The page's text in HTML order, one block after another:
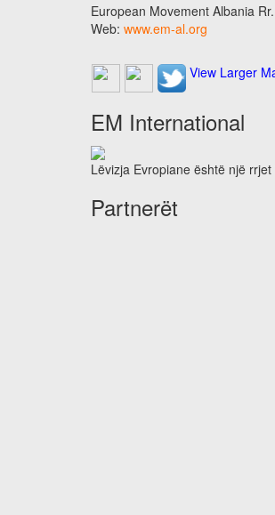
European Movement Albania
Web: www.em-al.org
View Larger
EM International
Lëvizja Evropiane është një
Partnerët